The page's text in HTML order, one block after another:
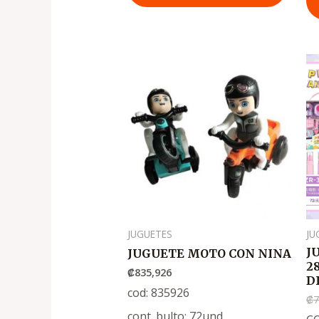
JUGUETES
JUGUETE MOTO CON NINA
₡835,926
cod: 835926
₡